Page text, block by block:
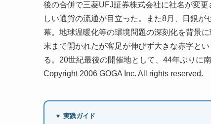
後の合併で三菱UFJ証券株式会社に社名が変
しい通貨の流通が目立った。また8月、日銀
幕。地球温暖化等の環境問題の深刻化を背景
末まで開かれたが客足が伸びず大きな赤字と
る。20世紀最後の開催地として、44年ぶりに
Copyright 2006 GOGA Inc. All rights reserved.
▼ 実践ガイド